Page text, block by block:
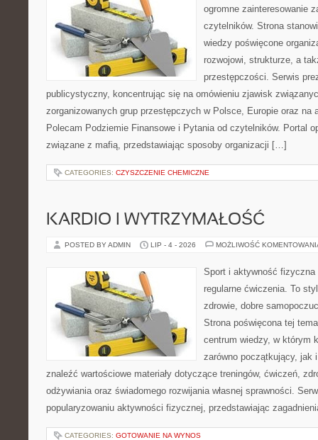
ogromne zainteresowanie
czytelników. Strona
wiedzy poświęcone
rozwojowi, strukturze, a
przestępczości. Serwis
publicystyczny, koncentrując się na omówieniu zjawisk
zorganizowanych grup przestępczych w Polsce, Europie oraz na
Polecam Podziemie Finansowe i Pytania od czytelników. Portal
związane z mafią, przedstawiając sposoby organizacji […]
CATEGORIES: CZYSZCZENIE CHEMICZNE
KARDIO I WYTRZYMAŁOŚĆ
POSTED BY ADMIN LIP - 4 - 2026 MOŻLIWOŚĆ
Sport i aktywność
regularne ćwiczenia. To
zdrowie, dobre
Strona poświęcona tej
centrum wiedzy, w którym
zarówno początkujący, jak
znaleźć wartościowe materiały dotyczące treningów, ćwiczeń,
odżywiania oraz świadomego rozwijania własnej sprawności.
popularyzowaniu aktywności fizycznej, przedstawiając
CATEGORIES: GOTOWANIE NA WYNOS